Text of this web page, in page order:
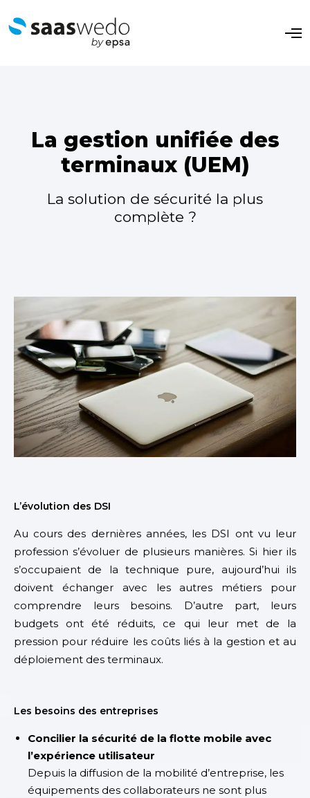
O
La gestion unifiée des
terminaux (UEM)
La solution de sécurité la plus
complète ?
L’évolution des DSI
Au cours des dernières années, les DSI ont vu leur
profession s’évoluer de plusieurs manières. Si hier ils
s’occupaient de la technique pure, aujourd’hui ils
doivent échanger avec les autres métiers pour
comprendre leurs besoins. D’autre part, leurs
budgets ont été réduits, ce qui leur met de la
pression pour réduire les coûts liés à la gestion et au
déploiement des terminaux.
Les besoins des entreprises
Concilier la sécurité de la flotte mobile avec
l’expérience utilisateur
Depuis la diffusion de la mobilité d’entreprise, les
équipements des collaborateurs ne sont plus